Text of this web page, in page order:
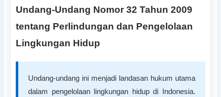
Undang-Undang Nomor 32 Tahun 2009
tentang Perlindungan dan Pengelolaan
Lingkungan Hidup
Undang-undang ini menjadi landasan hukum utama
dalam pengelolaan lingkungan hidup di Indonesia.